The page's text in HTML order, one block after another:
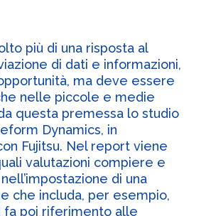
più di una risposta al
di dati e informazioni,
ma deve essere
nelle piccole e medie
questa premessa lo studio
Dynamics, in
Fujitsu. Nel report viene
valutazioni compiere e
di una
che includa, per esempio,
fa poi riferimento alle